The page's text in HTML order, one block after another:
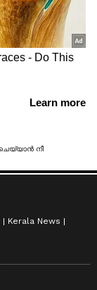
Kerala News